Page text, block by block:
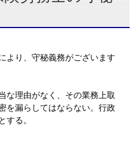
より、守秘義務がございます
な理由がなく、その業務上取
を漏らしてはならない。行政
する。